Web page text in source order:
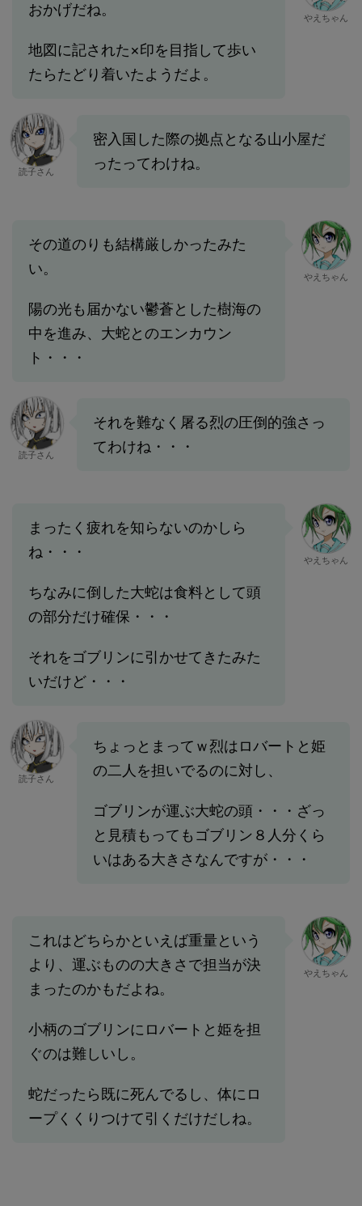
おかげだね。
地図に記された×印を目指して歩い
たらたどり着いたようだよ。
やえちゃん
読子さん
密入国した際の拠点となる山小屋だ
ったってわけね。
その道のりも結構厳しかったみた
い。
陽の光も届かない鬱蒼とした樹海の
中を進み、大蛇とのエンカウン
ト・・・
やえちゃん
読子さん
それを難なく屠る烈の圧倒的強さっ
てわけね・・・
まったく疲れを知らないのかしら
ね・・・
ちなみに倒した大蛇は食料として頭
の部分だけ確保・・・
それをゴブリンに引かせてきたみた
いだけど・・・
やえちゃん
読子さん
ちょっとまってｗ烈はロバートと姫
の二人を担いでるのに対し、
ゴブリンが運ぶ大蛇の頭・・・ざっ
と見積もってもゴブリン８人分くら
いはある大きさなんですが・・・
これはどちらかといえば重量という
より、運ぶものの大きさで担当が決
まったのかもだよね。
小柄のゴブリンにロバートと姫を担
ぐのは難しいし。
蛇だったら既に死んでるし、体にロ
ープくくりつけて引くだけだしね。
やえちゃん